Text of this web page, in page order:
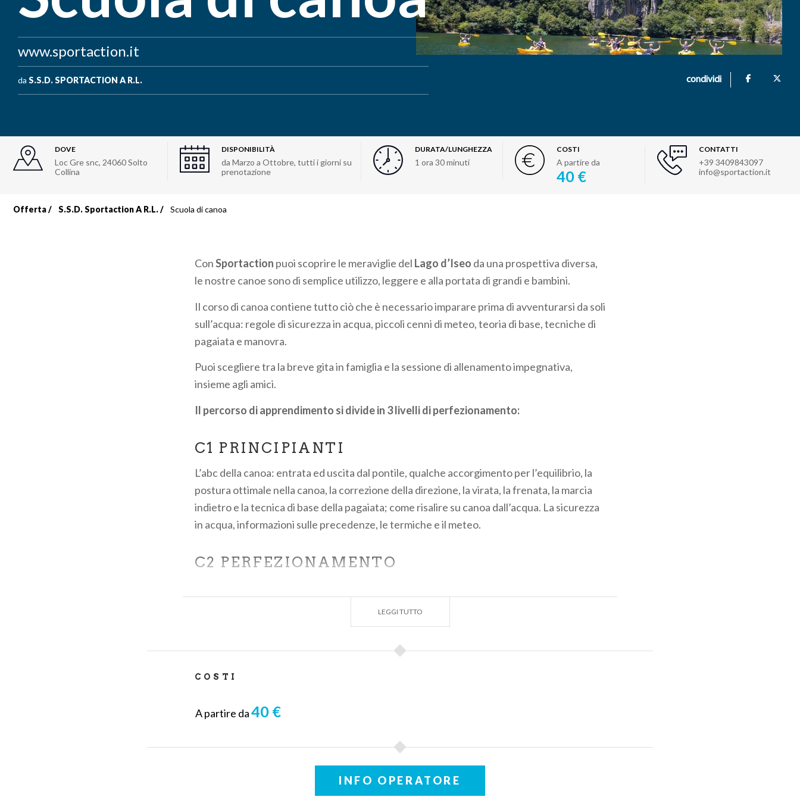
www.sportaction.it
da S.S.D. SPORTACTION A R.L. condividi
DOVE
Loc Gre snc, 24060Solto
Collina
DISPONIBILITÀ
da Marzo a Ottobre, tutti i giorni su
prenotazione
DURATA/LUNGHEZZA
1 ora 30 minuti
COSTI
A partire da
40 €
CONTATTI
+39 3409843097
info@sportaction.it
Briciole
Offerta S.S.D. Sportaction A R.L. Scuola di canoa
ConSportaction puoi scoprire le meraviglie del Lago d’Iseo da una prospettiva diversa,
le nostre canoe sono di semplice utilizzo, leggere e alla portata di grandi e bambini.
Il corso di canoa contiene tutto ciò che è necessario imparare prima di avventurarsi da soli
sull’acqua: regole di sicurezza in acqua, piccoli cenni di meteo, teoria di base, tecniche di
pagaiata e manovra.
Puoi scegliere tra la breve gita in famiglia e la sessione di allenamento impegnativa,
insieme agli amici.
Il percorso di apprendimento si divide in 3 livelli di perfezionamento:
C1 PRINCIPIANTI
L’abc della canoa: entrata ed uscita dal pontile, qualche accorgimento per l’equilibrio, la
postura ottimale nella canoa, la correzione della direzione, la virata, la frenata, la marcia
indietro e la tecnica di base della pagaiata; come risalire su canoa dall’acqua. La sicurezza
in acqua, informazioni sulle precedenze, le termiche e il meteo.
C2 PERFEZIONAMENTO
quota di noleggio
Ogni settimana per gli appassionati di canoa si organizzano dei tour guidati anche serali
La durata di ogni lezione è di circa 1h30′. Orari da definire in base alle esigenze degli allievi
LEGGI TUTTO
COSTI
A partire da40 €
INFO OPERATORE